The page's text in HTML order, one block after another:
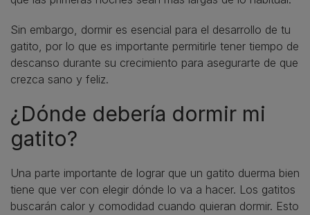
Sin embargo, dormir es esencial para el desarrollo de tu
gatito, por lo que es importante permitirle tener tiempo de
descanso durante su crecimiento para asegurarte de que
crezca sano y feliz.
¿Dónde debería dormir mi
gatito?
Una parte importante de lograr que un gatito duerma bien
tiene que ver con elegir dónde lo va a hacer. Los gatitos
buscarán calor y comodidad cuando quieran dormir. Esto